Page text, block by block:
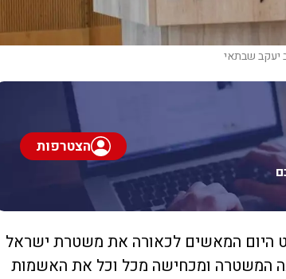
יעקב שבתאי
הצטרפות
היום המאשים לכאורה את משטרת ישראל
המשטרה ומכחישה מכל וכל את האשמות